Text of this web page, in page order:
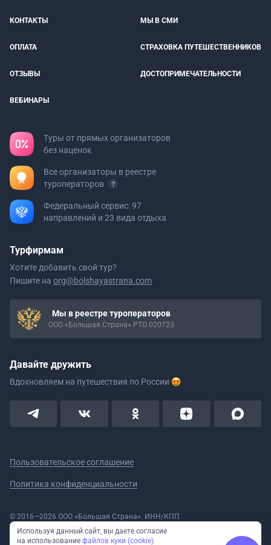
КОНТАКТЫ МЫ В СМИ
ОПЛАТА СТРАХОВКА ПУТЕШЕСТВЕННИКОВ
ОТЗЫВЫ ДОСТОПРИМЕЧАТЕЛЬНОСТИ
ВЕБИНАРЫ
Туры от прямых организаторов
без наценок
Все организаторы в реестре
туроператоров
Федеральный сервис: 97
направлений и 23 вида отдыха
Турфирмам
Хотите добавить свой тур?
Пишите на org@bolshayastrana.com
Мы в реестре туроператоров
ООО «Большая Страна» РТО 020723
Давайте дружить
Вдохновляем на путешествия по России
Пользовательское соглашение
Политика конфиденциальности
© 2016—2026 ООО «Большая Страна». ИНН/КПП
5908078160/590801001 ОГРН 1185958020533
Номер в реестре Роскомнадзора № 59-18-006319 (Приказ № 321 от
Используя данный сайт, вы даете согласие
на использование файлов куки (cookie)